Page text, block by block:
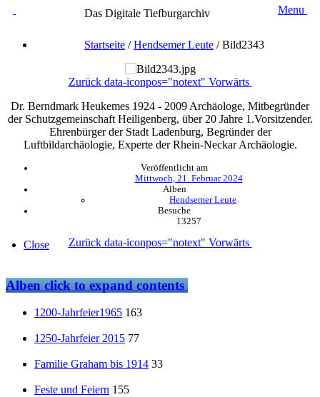
Das Digitale Tiefburgarchiv Menu
Startseite /Hendsemer Leute /Bild2343
Zurück data-iconpos="notext" Vorwärts
Dr. Berndmark Heukemes 1924 - 2009 Archäologe, Mitbegründer
der Schutzgemeinschaft Heiligenberg, über 20 Jahre 1.Vorsitzender.
Ehrenbürger der Stadt Ladenburg, Begründer der
Luftbildarchäologie, Experte der Rhein-Neckar Archäologie.
Veröffentlicht am
Mittwoch, 21. Februar 2024
Alben
Hendsemer Leute
Besuche
13257
Zurück data-iconpos="notext" Vorwärts
Close
Albenclick to expand contents
1200-Jahrfeier1965 163
1250-Jahrfeier 2015 77
Familie Graham bis 1914 33
Feste und Feiern 155